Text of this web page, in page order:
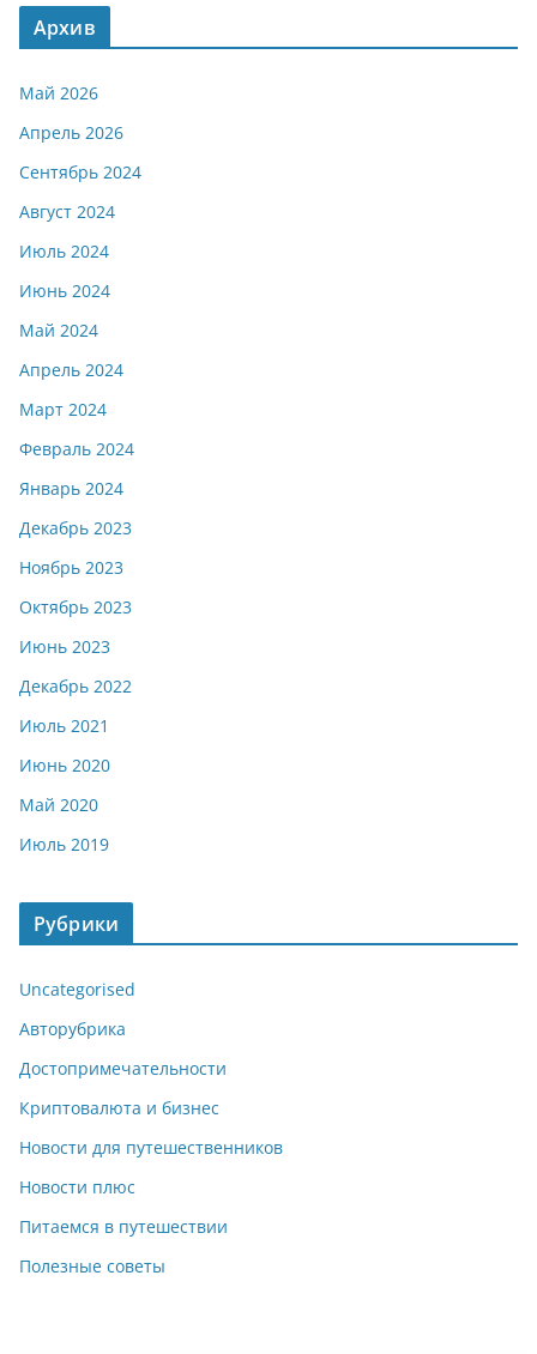
Архив
Май 2026
Апрель 2026
Сентябрь 2024
Август 2024
Июль 2024
Июнь 2024
Май 2024
Апрель 2024
Март 2024
Февраль 2024
Январь 2024
Декабрь 2023
Ноябрь 2023
Октябрь 2023
Июнь 2023
Декабрь 2022
Июль 2021
Июнь 2020
Май 2020
Июль 2019
Рубрики
Uncategorised
Авторубрика
Достопримечательности
Криптовалюта и бизнес
Новости для путешественников
Новости плюс
Питаемся в путешествии
Полезные советы